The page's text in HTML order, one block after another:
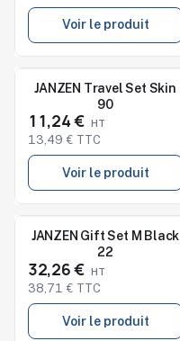
Voir le produit
Nouveau
JANZEN Travel Set Skin
90
11,24 €
13,49 € TTC
Voir le produit
Nouveau
JANZEN Gift Set M Black
22
32,26 €
38,71 € TTC
Voir le produit